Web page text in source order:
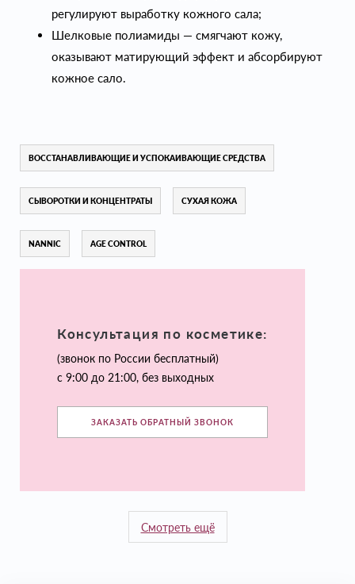
регулируют выработку кожного сала;
Шелковые полиамиды — смягчают кожу,
оказывают матирующий эффект и абсорбируют
кожное сало.
ВОССТАНАВЛИВАЮЩИЕ И УСПОКАИВАЮЩИЕ СРЕДСТВА
СЫВОРОТКИ И КОНЦЕНТРАТЫ СУХАЯ КОЖА
NANNIC AGE CONTROL
Консультация по косметике:
(звонок по России бесплатный)
с 9:00 до 21:00, без выходных
ЗАКАЗАТЬ ОБРАТНЫЙ ЗВОНОК
Смотреть ещё